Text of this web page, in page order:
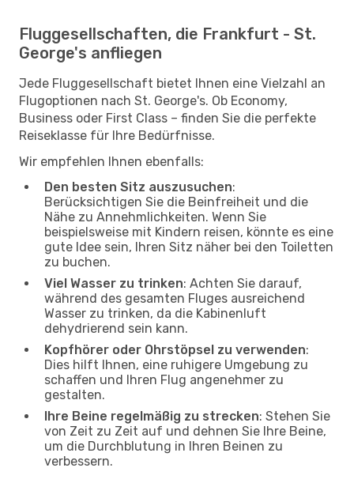
Fluggesellschaften, die Frankfurt - St.
George's anfliegen
Jede Fluggesellschaft bietet Ihnen eine Vielzahl an
Flugoptionen nach St. George's. Ob Economy,
Business oder First Class – finden Sie die perfekte
Reiseklasse für Ihre Bedürfnisse.
Wir empfehlen Ihnen ebenfalls:
Den besten Sitz auszusuchen:
Berücksichtigen Sie die Beinfreiheit und die
Nähe zu Annehmlichkeiten. Wenn Sie
beispielsweise mit Kindern reisen, könnte es eine
gute Idee sein, Ihren Sitz näher bei den Toiletten
zu buchen.
Viel Wasser zu trinken: Achten Sie darauf,
während des gesamten Fluges ausreichend
Wasser zu trinken, da die Kabinenluft
dehydrierend sein kann.
Kopfhörer oder Ohrstöpsel zu verwenden:
Dies hilft Ihnen, eine ruhigere Umgebung zu
schaffen und Ihren Flug angenehmer zu
gestalten.
Ihre Beine regelmäßig zu strecken: Stehen Sie
von Zeit zu Zeit auf und dehnen Sie Ihre Beine,
um die Durchblutung in Ihren Beinen zu
verbessern.